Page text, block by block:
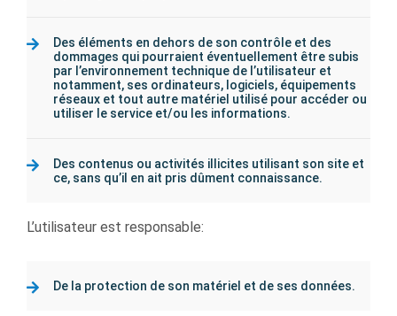
Des éléments en dehors de son contrôle et des
dommages qui pourraient éventuellement être subis
par l’environnement technique de l’utilisateur et
notamment, ses ordinateurs, logiciels, équipements
réseaux et tout autre matériel utilisé pour accéder ou
utiliser le service et/ou les informations.
Des contenus ou activités illicites utilisant son site et
ce, sans qu’il en ait pris dûment connaissance.
L’utilisateur est responsable:
De la protection de son matériel et de ses données.